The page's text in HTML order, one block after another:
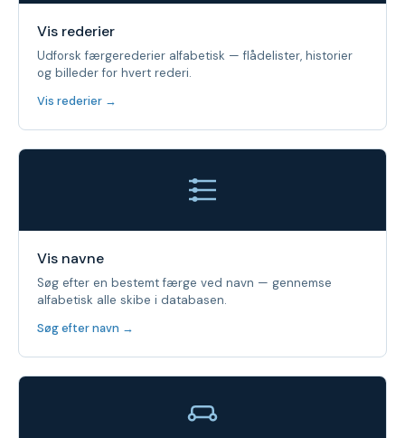
Vis rederier
Udforsk færgerederier alfabetisk — flådelister, historier
og billeder for hvert rederi.
Vis rederier →
Vis navne
Søg efter en bestemt færge ved navn — gennemse
alfabetisk alle skibe i databasen.
Søg efter navn →